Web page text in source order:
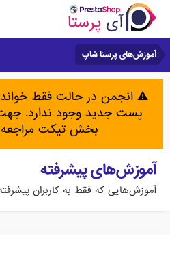
آموزش‌های پرستا شاپ
⚠️ انجمن در حالت فقط
پست جدید وجود ندارد.
بخش تیکت مراجعه
آموزش‌های پیشرفته
آموزش‌هایی که فقط به کاربران